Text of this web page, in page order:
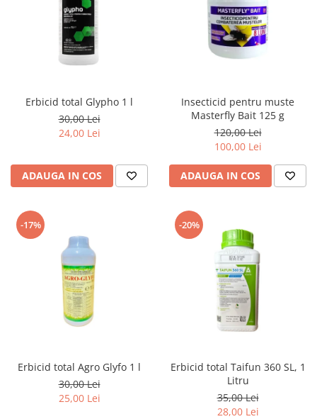
Erbicid total Glypho 1 l
30,00 Lei
24,00 Lei
ADAUGA IN COS
Insecticid pentru muste
Masterfly Bait 125 g
120,00 Lei
100,00 Lei
ADAUGA IN COS
-17%
Erbicid total Agro Glyfo 1 l
30,00 Lei
25,00 Lei
-20%
Erbicid total Taifun 360 SL, 1
Litru
35,00 Lei
28,00 Lei